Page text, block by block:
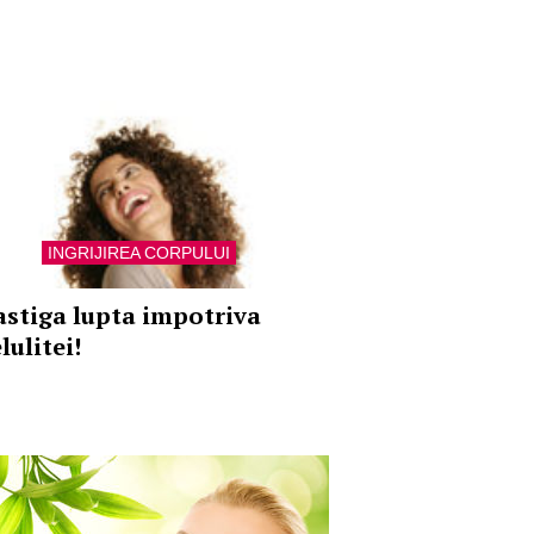
INGRIJIREA CORPULUI
lupta impotriva